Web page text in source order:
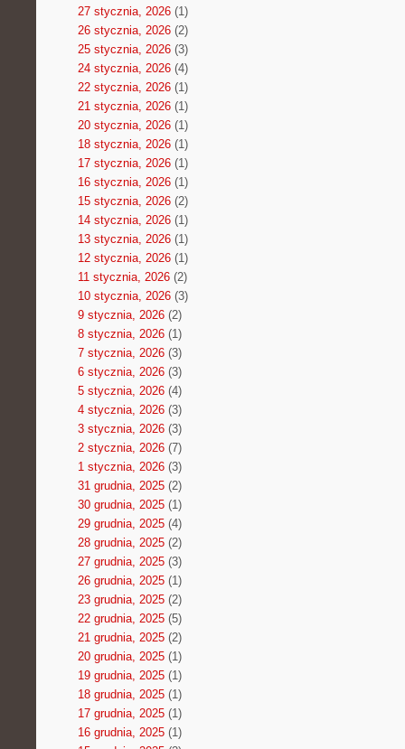
27 stycznia, 2026(1)
26 stycznia, 2026(2)
25 stycznia, 2026(3)
24 stycznia, 2026(4)
22 stycznia, 2026(1)
21 stycznia, 2026(1)
20 stycznia, 2026(1)
18 stycznia, 2026(1)
17 stycznia, 2026(1)
16 stycznia, 2026(1)
15 stycznia, 2026(2)
14 stycznia, 2026(1)
13 stycznia, 2026(1)
12 stycznia, 2026(1)
11 stycznia, 2026(2)
10 stycznia, 2026(3)
9 stycznia, 2026(2)
8 stycznia, 2026(1)
7 stycznia, 2026(3)
6 stycznia, 2026(3)
5 stycznia, 2026(4)
4 stycznia, 2026(3)
3 stycznia, 2026(3)
2 stycznia, 2026(7)
1 stycznia, 2026(3)
31 grudnia, 2025(2)
30 grudnia, 2025(1)
29 grudnia, 2025(4)
28 grudnia, 2025(2)
27 grudnia, 2025(3)
26 grudnia, 2025(1)
23 grudnia, 2025(2)
22 grudnia, 2025(5)
21 grudnia, 2025(2)
20 grudnia, 2025(1)
19 grudnia, 2025(1)
18 grudnia, 2025(1)
17 grudnia, 2025(1)
16 grudnia, 2025(1)